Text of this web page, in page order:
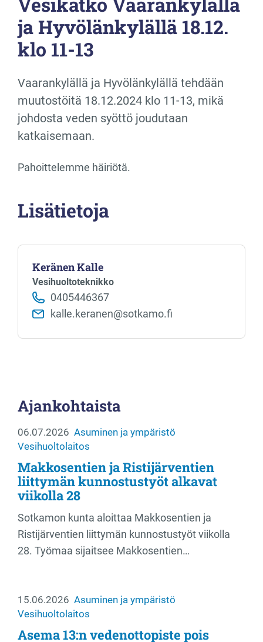
ja Hyvölänkylällä 18.12.
klo 11-13
Vaarankylällä ja Hyvölänkylällä tehdään
muutostöitä 18.12.2024 klo 11-13, mikä
johdosta veden syöttö joudutaan
katkaisemaan.
Pahoittelemme häiriötä.
Lisätietoja
Keränen Kalle
Vesihuoltoteknikko
0405446367
kalle.keranen@sotkamo.fi
Ajankohtaista
06.07.2026 Asuminen ja ympäristö
Vesihuoltolaitos
Makkosentien ja Ristijärventien
liittymän kunnostustyöt alkavat
viikolla 28
Sotkamon kunta aloittaa Makkosentien ja
Ristijärventien liittymän kunnostustyöt viikolla
28. Työmaa sijaitsee Makkosentien…
15.06.2026 Asuminen ja ympäristö
Vesihuoltolaitos
Asema 13:n vedenottopiste pois